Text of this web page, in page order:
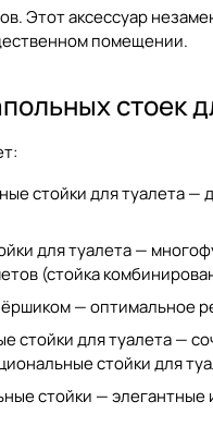
Этот аксессуар
помещении.
стоек
стойки для туалета
для туалета —
(стойка
— оптимальное
стойки для туалета —
стойки для
стойки —